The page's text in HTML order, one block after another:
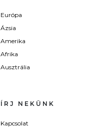
Európa
Ázsia
Amerika
Afrika
Ausztrália
ÍRJ NEKÜNK
Kapcsolat